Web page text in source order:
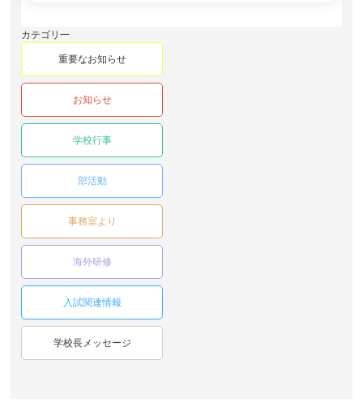
カテゴリ一
重要なお知らせ
お知らせ
学校行事
部活動
事務室より
海外研修
入試関連情報
学校長メッセージ